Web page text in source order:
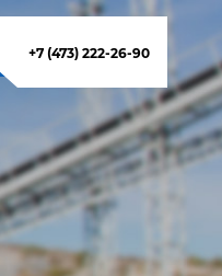
+7 (473) 222-26-90